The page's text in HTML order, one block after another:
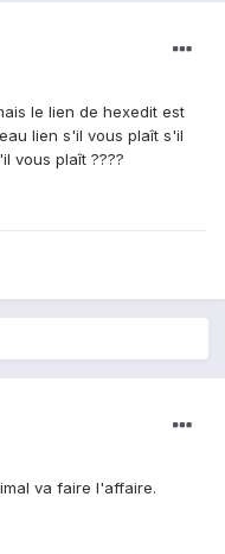
le lien de hexedit est
lien s'il vous plaît s'il
vous plaît ????
va faire l'affaire.